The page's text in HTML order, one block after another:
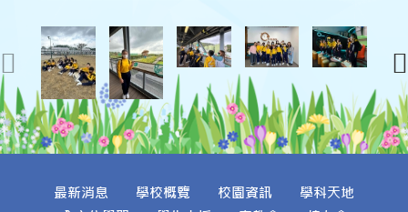
最新消息 學校概覽 校園資訊
學科天地